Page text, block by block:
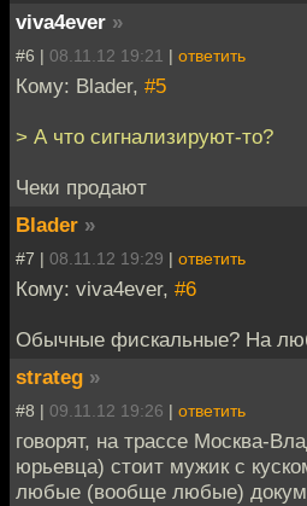
viva4ever »
#6 | 08.11.12 19:21 | ответить
Кому: Blader, #5
> А что сигнализируют-то?
Чеки продают
Blader »
#7 | 08.11.12 19:29 | ответить
Кому: viva4ever, #6
Обычные фискальные? На
strateg »
#8 | 09.11.12 19:26 | ответить
говорят, на трассе Москва-
юрьевца) стоит мужик с
любые (вообще любые)